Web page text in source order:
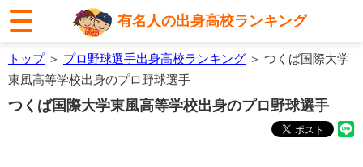
有名人の出身高校ランキング
トップ＞ プロ野球選手出身高校ランキング ＞ つくば国際大学
東風高等学校出身のプロ野球選手
つくば国際大学東風高等学校出身のプロ野球選手